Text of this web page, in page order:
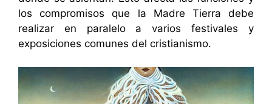
los compromisos que la Madre Tierra debe
realizar en paralelo a varios festivales y
exposiciones comunes del cristianismo.